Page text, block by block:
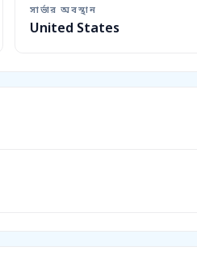
সার্ভার অবস্থান
United States